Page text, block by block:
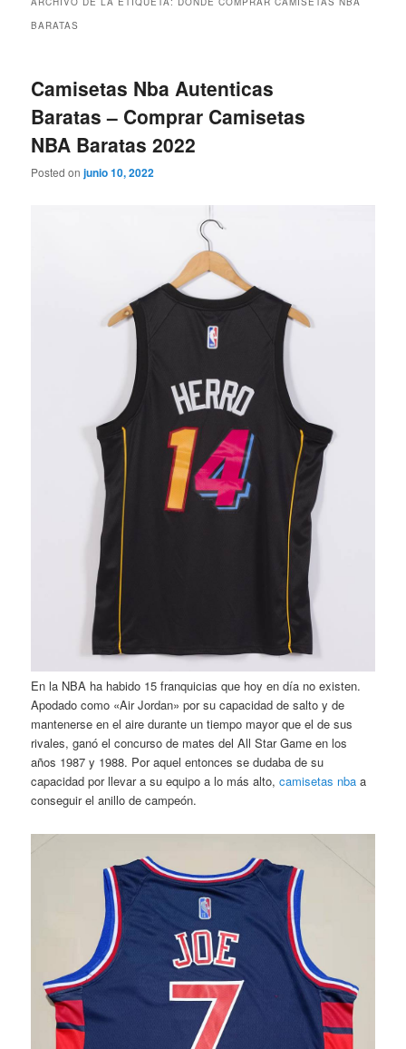
BARATAS
Camisetas Nba Autenticas
Baratas – Comprar Camisetas
NBA Baratas 2022
Posted onjunio 10, 2022
En la NBA ha habido 15 franquicias que hoy en día no existen.
Apodado como «Air Jordan» por su capacidad de salto y de
mantenerse en el aire durante un tiempo mayor que el de sus
rivales, ganó el concurso de mates del All Star Game en los
años 1987 y 1988. Por aquel entonces se dudaba de su
capacidad por llevar a su equipo a lo más alto,camisetas nba a
conseguir el anillo de campeón.